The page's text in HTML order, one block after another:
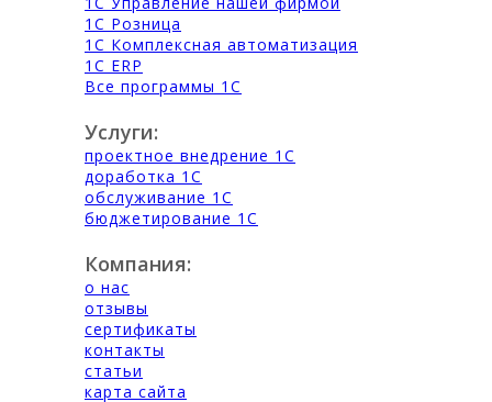
1С Розница
1С Комплексная автоматизация
1С ERP
Все программы 1С
Услуги:
проектное внедрение 1С
доработка 1С
обслуживание 1С
бюджетирование 1С
Компания:
о нас
отзывы
сертификаты
контакты
статьи
карта сайта